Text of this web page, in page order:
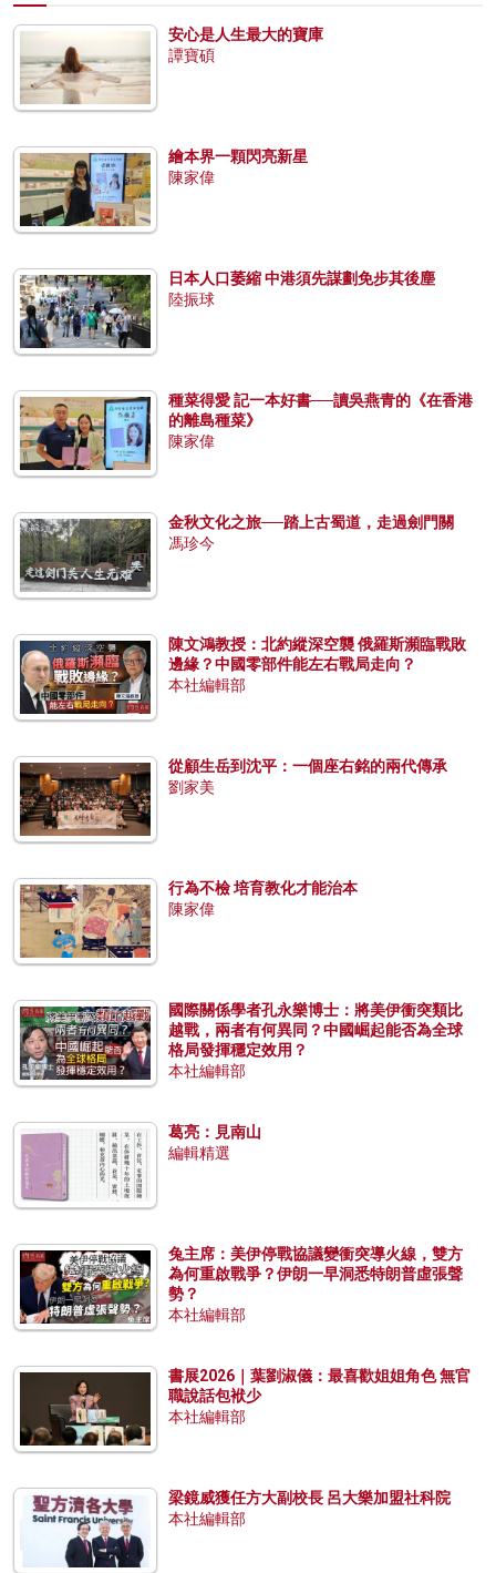
安心是人生最大的寶庫
譚寶碩
繪本界一顆閃亮新星
陳家偉
日本人口萎縮 中港須先謀劃免步其後塵
陸振球
種菜得愛 記一本好書──讀吳燕青的《在香港
的離島種菜》
陳家偉
金秋文化之旅──踏上古蜀道，走過劍門關
馮珍今
陳文鴻教授：北約縱深空襲 俄羅斯瀕臨戰敗
邊緣？中國零部件能左右戰局走向？
本社編輯部
從顧生岳到沈平：一個座右銘的兩代傳承
劉家美
行為不檢 培育教化才能治本
陳家偉
國際關係學者孔永樂博士：將美伊衝突類比
越戰，兩者有何異同？中國崛起能否為全球
格局發揮穩定效用？
本社編輯部
葛亮：見南山
編輯精選
兔主席：美伊停戰協議變衝突導火線，雙方
為何重啟戰爭？伊朗一早洞悉特朗普虛張聲
勢？
本社編輯部
書展2026｜葉劉淑儀：最喜歡姐姐角色 無官
職說話包袱少
本社編輯部
梁鏡威獲任方大副校長 呂大樂加盟社科院
本社編輯部